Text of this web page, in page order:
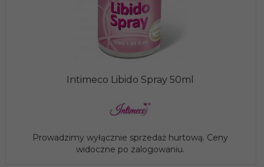
Intimeco Libido Spray 50ml
Prowadzimy wyłącznie sprzedaż hurtową. Ceny
widoczne po zalogowaniu.